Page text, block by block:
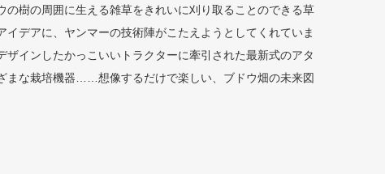
の樹の周囲に生える雑草をきれいに刈り取ることのできる草
デアに、ヤンマーの技術陣がこたえようとしてくれていま
ザインしたかっこいいトラクターに牽引された最新式のアタ
まな栽培機器……想像するだけで楽しい、ブドウ畑の未来図